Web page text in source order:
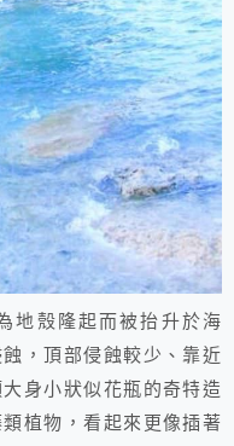
地殼隆起而被抬升於海
，頂部侵蝕較少、靠近
身小狀似花瓶的奇特造
植物，看起來更像插著